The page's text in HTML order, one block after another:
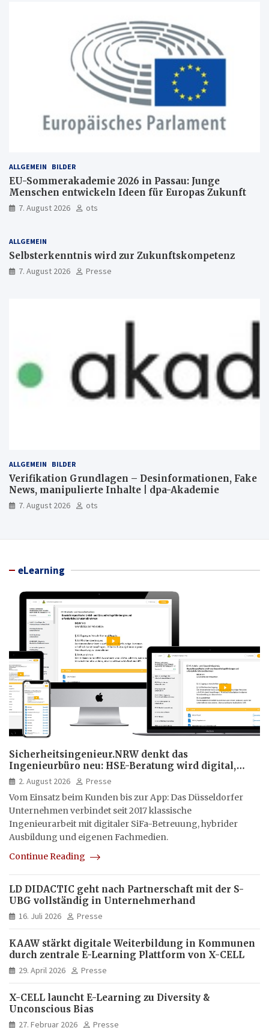
ALLGEMEIN BILDER
EU-Sommerakademie 2026 in Passau: Junge
Menschen entwickeln Ideen für Europas Zukunft
7. August 2026 ots
ALLGEMEIN
Selbsterkenntnis wird zur Zukunftskompetenz
7. August 2026 Presse
ALLGEMEIN BILDER
Verifikation Grundlagen – Desinformationen, Fake
News, manipulierte Inhalte | dpa-Akademie
7. August 2026 ots
eLearning
Sicherheitsingenieur.NRW denkt das
Ingenieurbüro neu: HSE-Beratung wird digital,
hybrid und multimedial
2. August 2026
Presse
Vom Einsatz beim Kunden bis zur App: Das Düsseldorfer
Unternehmen verbindet seit 2017 klassische
Ingenieurarbeit mit digitaler SiFa-Betreuung, hybrider
Ausbildung und eigenen Fachmedien.
Continue Reading
LD DIDACTIC geht nach Partnerschaft mit der S-
UBG vollständig in Unternehmerhand
16. Juli 2026 Presse
KAAW stärkt digitale Weiterbildung in Kommunen
durch zentrale E-Learning Plattform von X-CELL
29. April 2026 Presse
X-CELL launcht E-Learning zu Diversity &
Unconscious Bias
27. Februar 2026 Presse